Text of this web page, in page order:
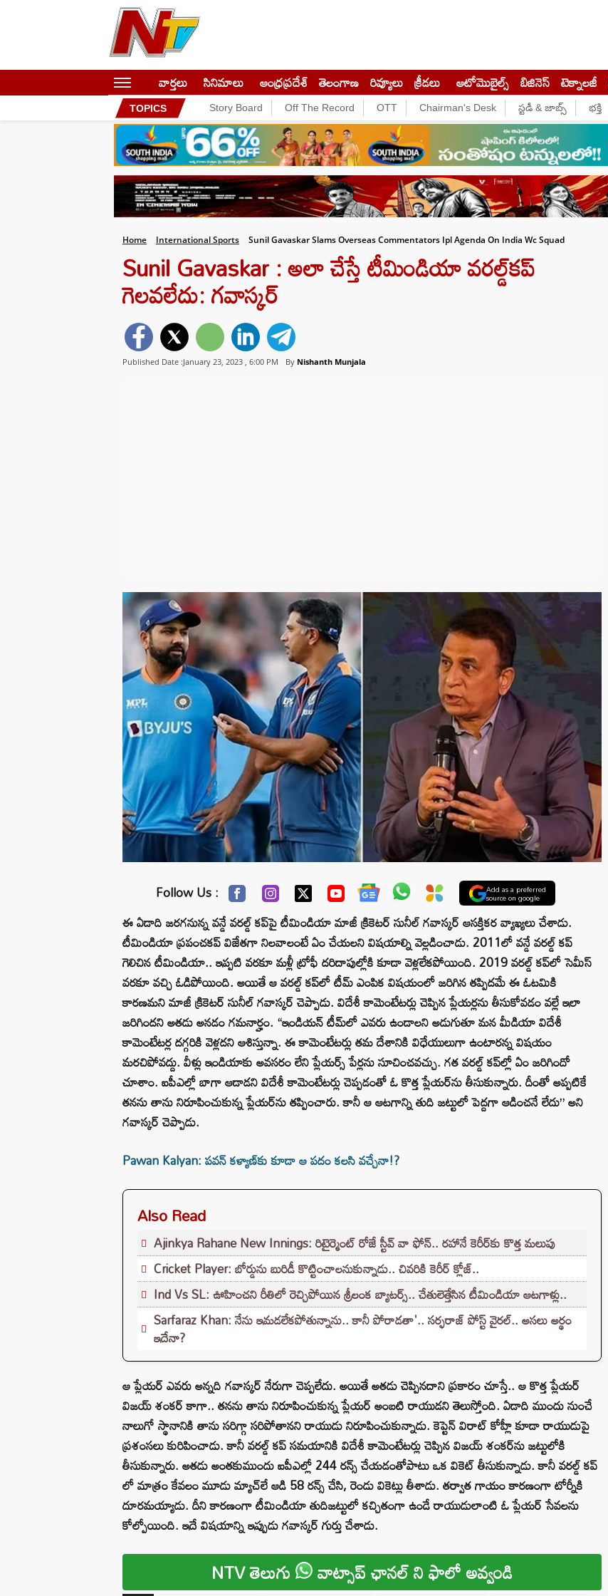
వార్తలు సినిమాలు ఆంధ్రప్రదేశ్ తెలంగాణ రివ్యూలు క్రీడలు ఆటోమొబైల్స్ బిజినెస్‌ టెక్నాలజీ
TOPICS Story Board Off The Record OTT Chairman's Desk స్టడీ & జాబ్స్ భక్తి
Home International Sports Sunil Gavaskar Slams Overseas Commentators Ipl Agenda On India Wc Squad
Sunil Gavaskar : అలా చేస్తే టీమిండియా వరల్డ్‌కప్
గెలవలేదు: గవాస్కర్
Published Date :January 23, 2023 , 6:00 PM By Nishanth Munjala
Follow Us : Add as a preferred
source on google
ఈ ఏడాది జరగనున్న వన్డే వరల్డ్ కప్‌పై టీమిండియా మాజీ క్రికెటర్ సునీల్ గవాస్కర్ ఆసక్తికర వ్యాఖ్యలు చేశాడు.
టీమిండియా ప్రపంచకప్ విజేతగా నిలవాలంటే ఏం చేయలని విషయాల్ని వెల్లడించాడు. 2011లో వన్డే వరల్డ్ కప్
గెలిచిన టీమిండియా.. ఇప్పటి వరకూ మళ్లీ ట్రోఫీ దరిదాపుల్లోకి కూడా వెళ్లలేకపోయింది. 2019 వరల్డ్ కప్‌లో సెమీస్
వరకూ వచ్చి ఓడిపోయింది. అయితే ఆ వరల్డ్ కప్‌లో టీమ్ ఎంపిక విషయంలో జరిగిన తప్పిదమే ఈ ఓటమికి
కారణమని మాజీ క్రికెటర్ సునీల్ గవాస్కర్ చెప్పాడు. విదేశీ కామెంటేటర్లు చెప్పిన ప్లేయర్లను తీసుకోవడం వల్లే ఇలా
జరిగిందని అతడు అనడం గమనార్హం. “ఇండియన్ టీమ్‌లో ఎవరు ఉండాలని అడుగుతూ మన మీడియా విదేశీ
కామెంటేటర్ల దగ్గరికి వెళ్లదని ఆశిస్తున్నా. ఈ కామెంటేటర్లు తమ దేశానికి విధేయులుగా ఉంటారన్న విషయం
మరచిపోవద్దు. వీళ్లు ఇండియాకు అవసరం లేని ప్లేయర్స్ పేర్లను సూచించవచ్చు. గత వరల్డ్ కప్‌ల్లో ఏం జరిగిందో
చూశాం. ఐపీఎల్లో బాగా ఆడాడని విదేశీ కామెంటేటర్లు చెప్పడంతో ఓ కొత్త ప్లేయర్‌ను తీసుకున్నారు. దీంతో అప్పటికే
తనను తాను నిరూపించుకున్న ప్లేయర్‌ను తప్పించారు. కానీ ఆ ఆటగాన్ని తుది జట్టులో పెద్దగా ఆడించనే లేదు” అని
గవాస్కర్ చెప్పాడు.
Pawan Kalyan: పవన్ కళ్యాణ్‌కు కూడా ఆ పదం కలసి వచ్చేనా!?
Also Read
Ajinkya Rahane New Innings: రిటైర్మెంట్ రోజే స్టీవ్ వా ఫోన్.. రహానే కెరీర్‌కు కొత్త మలుపు
Cricket Player: బోర్డును బురిడీ కొట్టించాలనుకున్నాడు.. చివరికి కెరీర్ క్లోజ్..
Ind Vs SL: ఊహించని రీతిలో రెచ్చిపోయిన శ్రీలంక బ్యాటర్స్.. చేతులెత్తేసిన టీమిండియా ఆటగాళ్లు..
Sarfaraz Khan: నేను ఇమడలేకపోతున్నాను.. కానీ పోరాడతా'.. సర్ఫరాజ్ పోస్ట్ వైరల్.. అసలు అర్థం
ఇదేనా?
ఆ ప్లేయర్ ఎవరు అన్నది గవాస్కర్ నేరుగా చెప్పలేదు. అయితే అతడు చెప్పినదాని ప్రకారం చూస్తే.. ఆ కొత్త ప్లేయర్
విజయ్ శంకర్ కాగా.. తనను తాను నిరూపించుకున్న ప్లేయర్ అంబటి రాయుడని తెలుస్తోంది. ఏడాది ముందు నుంచే
నాలుగో స్థానానికి తాను సరిగ్గా సరిపోతానని రాయుడు నిరూపించుకున్నాడు. కెప్టెన్ విరాట్ కోహ్లీ కూడా రాయుడుపై
ప్రశంసలు కురిపించాడు. కానీ వరల్డ్ కప్ సమయానికి విదేశీ కామెంటేటర్లు చెప్పిన విజయ్ శంకర్‌ను జట్టులోకి
తీసుకున్నారు. అతడు అంతకుముందు ఐపీఎల్లో 244 రన్స్ చేయడంతోపాటు ఒక వికెట్ తీసుకున్నాడు. కానీ వరల్డ్ కప్
లో మాత్రం కేవలం మూడు మ్యాచ్‌లే ఆడి 58 రన్స్ చేసి, రెండు వికెట్లు తీశాడు. తర్వాత గాయం కారణంగా టోర్నీకి
దూరమయ్యాడు. దీని కారణంగా టీమిండియా తుదిజట్టులో కచ్చితంగా ఉండే రాయుడులాంటి ఓ ప్లేయర్ సేవలను
కోల్పోయింది. ఇదే విషయాన్ని ఇప్పుడు గవాస్కర్ గుర్తు చేశాడు.
NTV తెలుగు వాట్సాప్ ఛానల్ ని ఫాలో అవ్వండి